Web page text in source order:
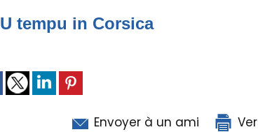
U tempu in Corsica
Envoyer à un ami